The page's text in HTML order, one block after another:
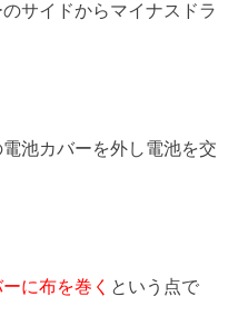
サイドからマイナスドラ
池カバーを外し電池を交
に布を巻く という点で